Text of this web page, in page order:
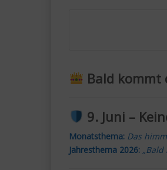
Bald kommt
9. Juni –
Monatsthema: Das
Jahresthema 2026: